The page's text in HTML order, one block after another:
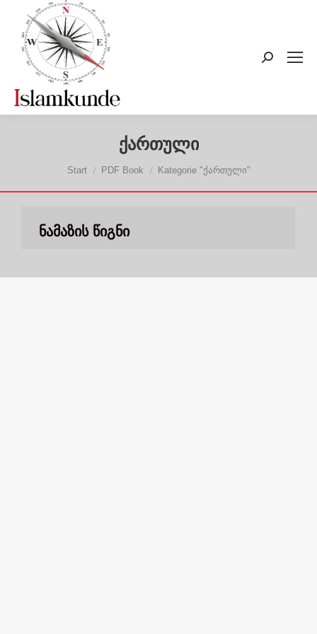
Search:
ქართული
Sie befinden sich hier:
Start PDF Book Kategorie "ქართული"
ნამაზის წიგნი